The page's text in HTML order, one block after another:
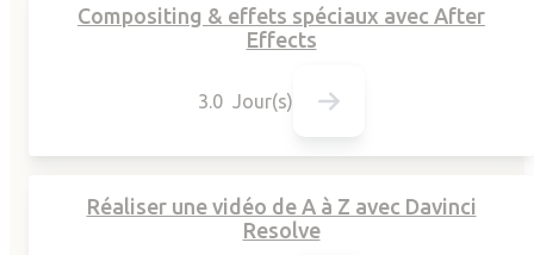
Compositing & effets spéciaux avec After
Effects
3.0 Jour(s)
Réaliser une vidéo de A à Z avec Davinci
Resolve